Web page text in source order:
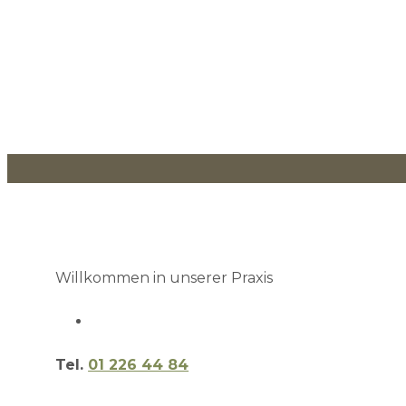
Willkommen in unserer Praxis
Tel. 01 226 44 84